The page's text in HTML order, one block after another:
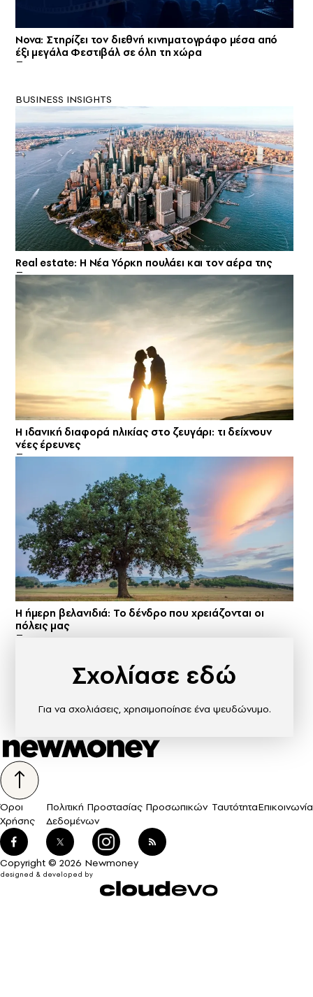
Nova: Στηρίζει τον διεθνή κινηματογράφο μέσα από
έξι μεγάλα Φεστιβάλ σε όλη τη χώρα
BUSINESS INSIGHTS
Real estate: H Νέα Υόρκη πουλάει και τον αέρα της
Η ιδανική διαφορά ηλικίας στο ζευγάρι: τι δείχνουν
νέες έρευνες
Η ήμερη βελανιδιά: Το δένδρο που χρειάζονται οι
πόλεις μας
Σχολίασε εδώ
Για να σχολιάσεις, χρησιμοποίησε ένα ψευδώνυμο.
Όροι
Χρήσης
Πολιτική Προστασίας Προσωπικών
Δεδομένων
ΤαυτότηταΕπικοινωνία
Copyright © 2026 Newmoney
designed & developed by